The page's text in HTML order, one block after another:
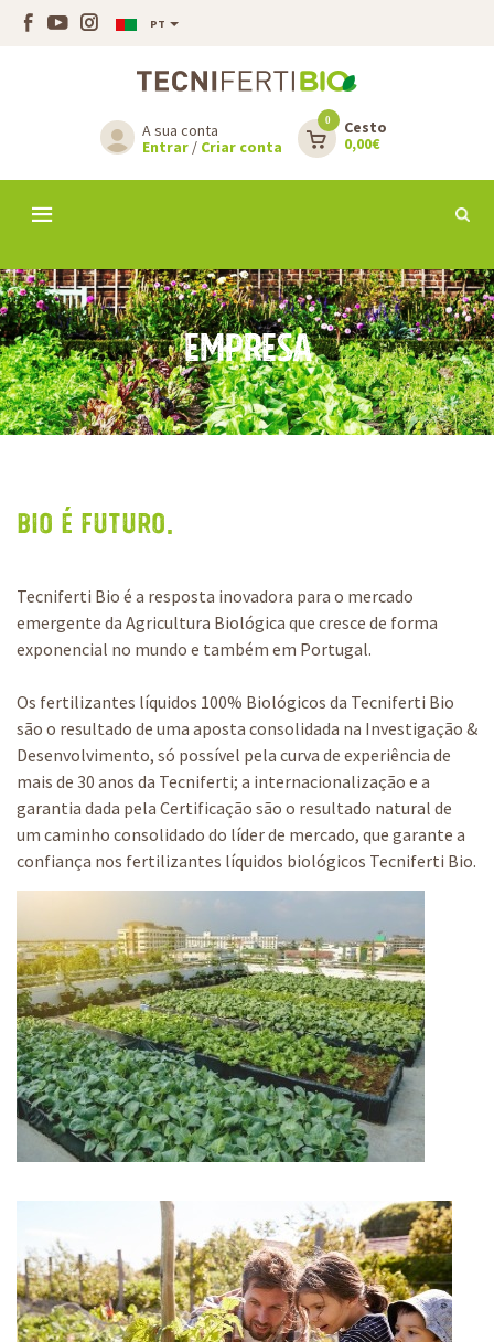
PT
A sua conta
Entrar/ Criar conta
0
Cesto
0,00€
EMPRESA
Bio é futuro.
Tecniferti Bio é a resposta inovadora para o mercado
emergente da Agricultura Biológica que cresce de forma
exponencial no mundo e também em Portugal.
Os fertilizantes líquidos 100% Biológicos da Tecniferti Bio
são o resultado de uma aposta consolidada na Investigação &
Desenvolvimento, só possível pela curva de experiência de
mais de 30 anos da Tecniferti; a internacionalização e a
garantia dada pela Certificação são o resultado natural de
um caminho consolidado do líder de mercado, que garante a
confiança nos fertilizantes líquidos biológicos Tecniferti Bio.